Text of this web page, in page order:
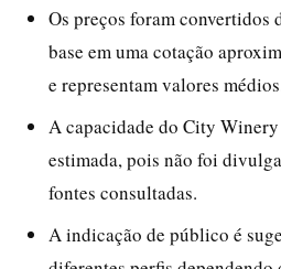
Os preços foram convertidos
base em uma cotação
e representam valores
A capacidade do City
estimada, pois não foi
fontes consultadas.
A indicação de público é